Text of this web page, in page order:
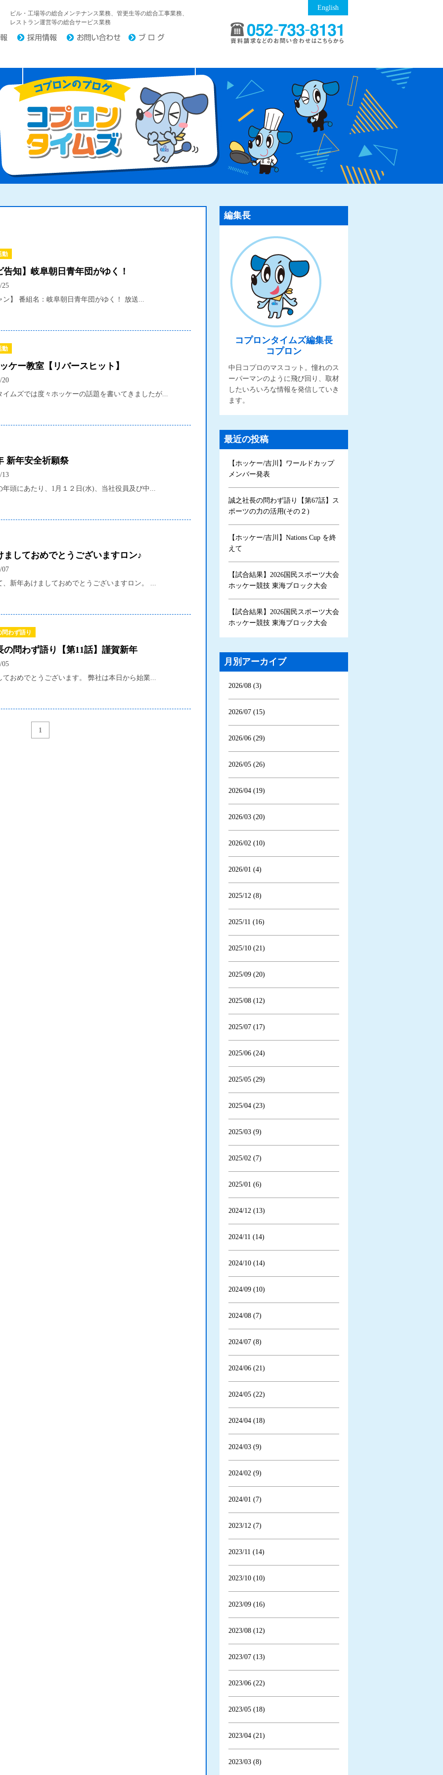
中日コプロ株式会社
ビル・工場等の総合メンテナンス業務、管更生等の総合工事業務、
レストラン運営等の総合サービス業務
English
動
告知】岐阜朝日青年団がゆく！
25
ン】 番組名：岐阜朝日青年団がゆく！ 放送...
動
ケー教室【リバースヒット】
20
イムズでは度々ホッケーの話題を書いてきましたが...
新年安全祈願祭
13
年頭にあたり、1月１２日(水)、当社役員及び中...
ましておめでとうございますロン♪
07
、新年あけましておめでとうございますロン。 ...
わず語り
の問わず語り【第11話】謹賀新年
05
おめでとうございます。 弊社は本日から始業...
1
編集長
コプロンタイムズ編集長
コプロン
中日コプロのマスコット。憧れのス
ーパーマンのように飛び回り、取材
したいろいろな情報を発信していき
ます。
最近の投稿
【ホッケー/吉川】ワールドカップ
メンバー発表
誠之社長の問わず語り【第67話】ス
ポーツの力の活用(その２)
【ホッケー/吉川】Nations Cup を終
えて
【試合結果】2026国民スポーツ大会
ホッケー競技 東海ブロック大会
【試合結果】2026国民スポーツ大会
ホッケー競技 東海ブロック大会
月別アーカイブ
2026/08 (3)
2026/07 (15)
2026/06 (29)
2026/05 (26)
2026/04 (19)
2026/03 (20)
2026/02 (10)
2026/01 (4)
2025/12 (8)
2025/11 (16)
2025/10 (21)
2025/09 (20)
2025/08 (12)
2025/07 (17)
2025/06 (24)
2025/05 (29)
2025/04 (23)
2025/03 (9)
2025/02 (7)
2025/01 (6)
2024/12 (13)
2024/11 (14)
2024/10 (14)
2024/09 (10)
2024/08 (7)
2024/07 (8)
2024/06 (21)
2024/05 (22)
2024/04 (18)
2024/03 (9)
2024/02 (9)
2024/01 (7)
2023/12 (7)
2023/11 (14)
2023/10 (10)
2023/09 (16)
2023/08 (12)
2023/07 (13)
2023/06 (22)
2023/05 (18)
2023/04 (21)
2023/03 (8)